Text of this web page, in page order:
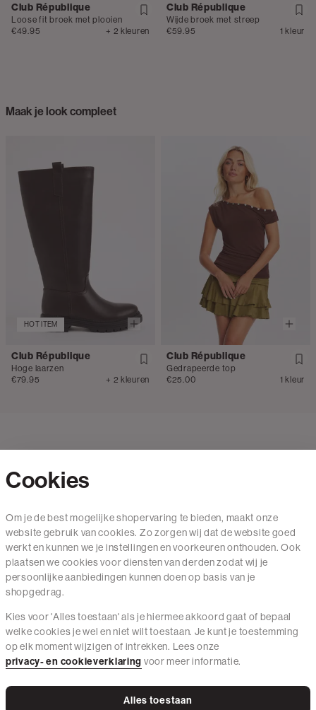
Club République
Loose fit broek met plooien
€49.95
+ 2 kleuren
Club République
Wijde broek met streep
€59.95
1 kleur
Maak je look compleet
HOT ITEM
Club République
Hoge laarzen
€79.95
+ 2 kleuren
Club République
Gedrapeerde top
€25.00
1 kleur
Mail ons
020 - 3412 650
Van maandag t/m vrijdag van 8.30 uur tot 18.00 uur.
Service
Wij zijn The Sting
Cookies
Om je de best mogelijke shopervaring te bieden, maakt onze
website gebruik van cookies. Zo zorgen wij dat de website goed
werkt en kunnen we je instellingen en voorkeuren onthouden. Ook
plaatsen we cookies voor diensten van derden zodat wij je
persoonlijke aanbiedingen kunnen doen op basis van je
shopgedrag.
Kies voor 'Alles toestaan' als je hiermee akkoord gaat of bepaal
welke cookies je wel en niet wilt toestaan. Je kunt je toestemming
op elk moment wijzigen of intrekken. Lees onze
privacy- en cookieverklaring voor meer informatie.
Alles toestaan